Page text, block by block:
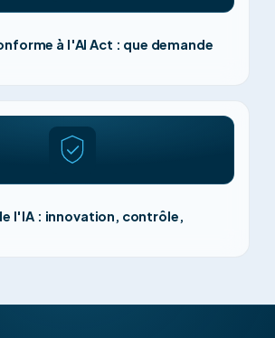
à l'AI Act : que demande
l'IA : innovation, contrôle,